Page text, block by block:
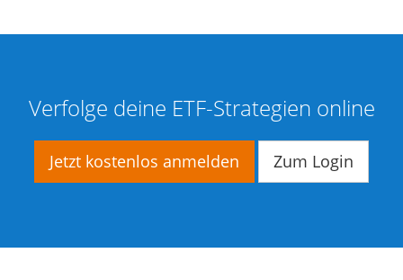
Verfolge deine ETF-Strategien online
Jetzt kostenlos anmelden Zum Login